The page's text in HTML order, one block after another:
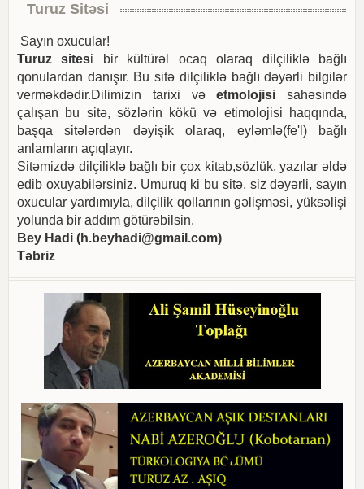
Turuz Sitəsi
Sayın oxucular!
Turuz sitesi bir kültürəl ocaq olaraq dilçiliklə bağlı
qonulardan danışır. Bu sitə dilçiliklə bağlı dəyərli bilgilər
verməkdədir.Dilimizin tarixi vəetmolojisi sahəsində
çalışan bu sitə, sözlərin kökü və etimolojisi haqqında,
başqa sitələrdən dəyişik olaraq, eyləmlə(fe'l) bağlı
anlamların açıqlayır.
Sitəmizdə dilçiliklə bağlı bir çox kitab,sözlük, yazılar əldə
edib oxuyabilərsiniz. Umuruq ki bu sitə, siz dəyərli, sayın
oxucular yardımıyla, dilçilik qollarının gəlişməsi, yüksəlişi
yolunda bir addım götürəbilsin.
Bey Hadi (h.beyhadi@gmail.com)
Təbriz